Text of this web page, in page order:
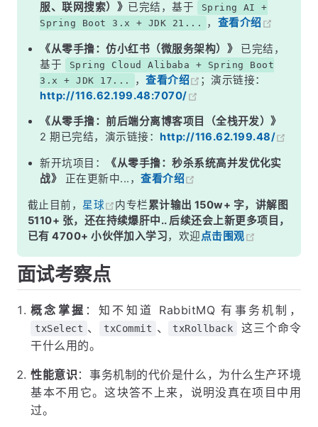
为什么生产环境不用事务
常见误区
面试高频追问
记忆口诀
总结
服、联网搜索）》 已完结，基于
Spring AI +
Spring Boot 3.x + JDK 21...
， 查看介绍
《从零手撸：仿小红书（微服务架构）》
已完结，
基于
Spring Cloud Alibaba + Spring Boot
3.x + JDK 17...
，查看介绍
；演示链接：
http://116.62.199.48:7070/
《从零手撸：前后端分离博客项目（全栈开发）》
2 期已完结，演示链接： http://116.62.199.48/
新开坑项目：
《从零手撸：秒杀系统高并发优化实
战》
正在更新中...，查看介绍
截止目前， 星球 内专栏累计输出 150w+ 字，讲解图
5110+ 张，还在持续爆肝中.. 后续还会上新更多项目，
已有 4700+ 小伙伴加入学习，欢迎点击围观
面试考察点
概念掌握 ：知不知道 RabbitMQ 有事务机制，
txSelect 、 txCommit 、 txRollback
这三个命令
干什么用的。
性能意识：事务机制的代价是什么，为什么生产环境
基本不用它。这块答不上来，说明没真在项目中用
过。